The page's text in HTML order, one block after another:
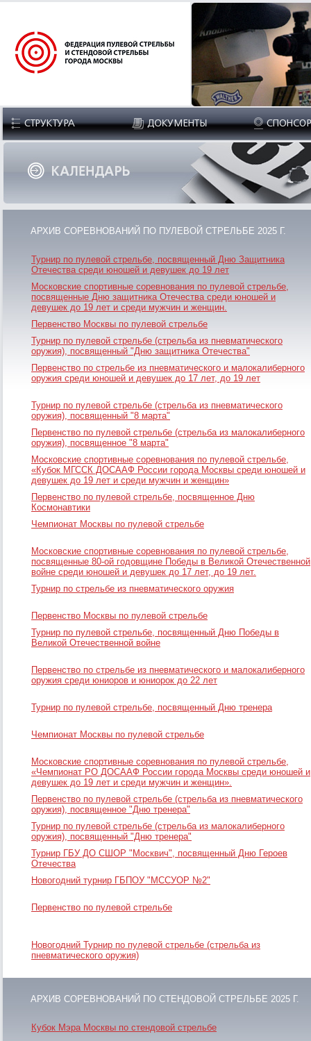
АРХИВ СОРЕВНОВАНИЙ ПО ПУЛЕВОЙ СТРЕЛЬБЕ 2025 Г.
Турнир по пулевой стрельбе, посвященный Дню Защитника
Отечества среди юношей и девушек до 19 лет
Московские спортивные соревнования по пулевой стрельбе,
посвященные Дню защитника Отечества среди юношей и
девушек до 19 лет и среди мужчин и женщин.
Первенство Москвы по пулевой стрельбе
Турнир по пулевой стрельбе (стрельба из пневматического
оружия), посвященный "Дню защитника Отечества"
Первенство по стрельбе из пневматического и малокалиберного
оружия среди юношей и девушек до 17 лет, до 19 лет
Турнир по пулевой стрельбе (стрельба из пневматического
оружия), посвященный "8 марта"
Первенство по пулевой стрельбе (стрельба из малокалиберного
оружия), посвященное "8 марта"
Московские спортивные соревнования по пулевой стрельбе,
«Кубок МГССК ДОСААФ России города Москвы среди юношей и
девушек до 19 лет и среди мужчин и женщин»
Первенство по пулевой стрельбе, посвященное Дню
Космонавтики
Чемпионат Москвы по пулевой стрельбе
Московские спортивные соревнования по пулевой стрельбе,
посвященные 80-ой годовщине Победы в Великой Отечественной
войне среди юношей и девушек до 17 лет, до 19 лет.
Турнир по стрельбе из пневматического оружия
Первенство Москвы по пулевой стрельбе
Турнир по пулевой стрельбе, посвященный Дню Победы в
Великой Отечественной войне
Первенство по стрельбе из пневматического и малокалиберного
оружия среди юниоров и юниорок до 22 лет
Турнир по пулевой стрельбе, посвященный Дню тренера
Чемпионат Москвы по пулевой стрельбе
Московские спортивные соревнования по пулевой стрельбе,
«Чемпионат РО ДОСААФ России города Москвы среди юношей и
девушек до 19 лет и среди мужчин и женщин».
Первенство по пулевой стрельбе (стрельба из пневматического
оружия), посвященное "Дню тренера"
Турнир по пулевой стрельбе (стрельба из малокалиберного
оружия), посвященный "Дню тренера"
Турнир ГБУ ДО СШОР "Москвич", посвященный Дню Героев
Отечества
Новогодний турнир ГБПОУ "МССУОР №2"
Первенство по пулевой стрельбе
Новогодний Турнир по пулевой стрельбе (стрельба из
пневматического оружия)
АРХИВ СОРЕВНОВАНИЙ ПО СТЕНДОВОЙ СТРЕЛЬБЕ 2025 Г.
Кубок Мэра Москвы по стендовой стрельбе